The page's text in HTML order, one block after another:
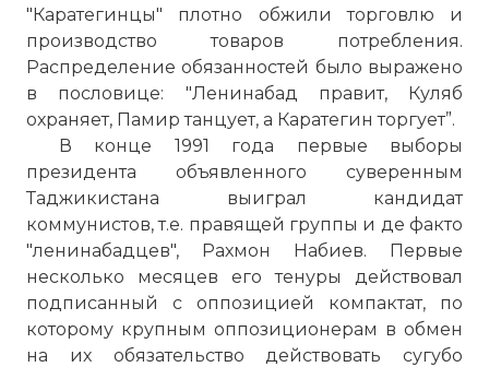
"Каратегинцы" плотно обжили торговлю и
производство товаров потребления.
Распределение обязанностей было выражено
в пословице: "Ленинабад правит, Куляб
охраняет, Памир танцует, а Каратегин торгует”.
В конце 1991 года первые выборы
президента объявленного суверенным
Таджикистана выиграл кандидат
коммунистов, т.е. правящей группы и де факто
"ленинабадцев", Рахмон Набиев. Первые
несколько месяцев его тенуры действовал
подписанный с оппозицией компактат, по
которому крупным оппозиционерам в обмен
на их обязательство действовать сугубо